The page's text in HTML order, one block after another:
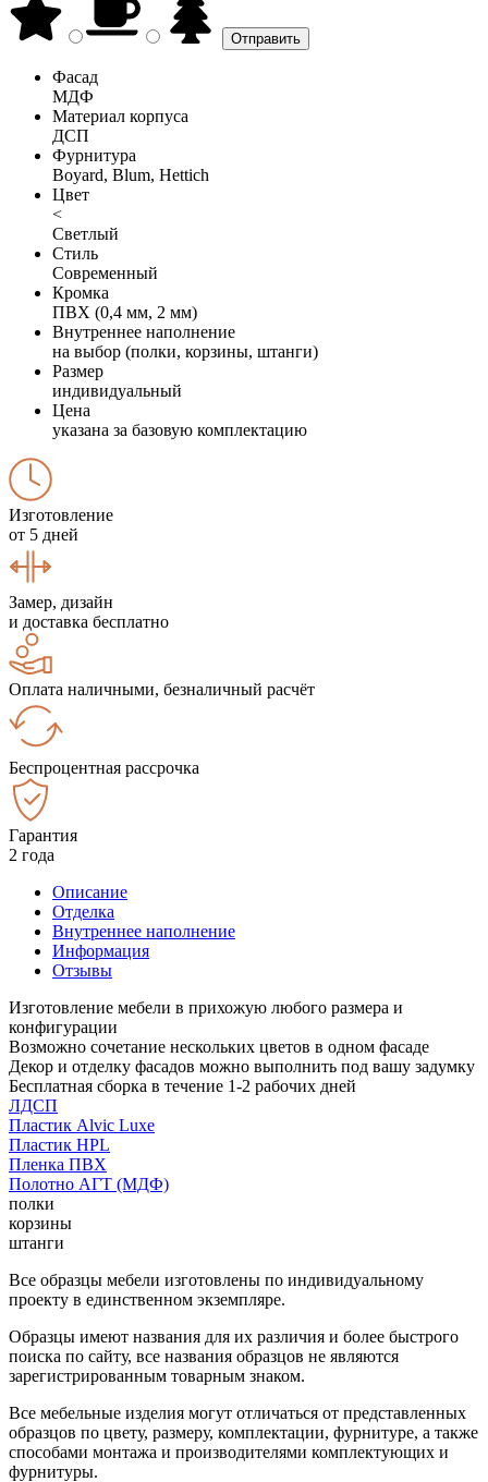
Фасад
МДФ
Материал корпуса
ДСП
Фурнитура
Boyard, Blum, Hettich
Цвет
<
Светлый
Стиль
Современный
Кромка
ПВХ (0,4 мм, 2 мм)
Внутреннее наполнение
на выбор (полки, корзины, штанги)
Размер
индивидуальный
Цена
указана за базовую комплектацию
Изготовление
от 5 дней
Замер, дизайн
и доставка бесплатно
Оплата наличными, безналичный расчёт
Беспроцентная рассрочка
Гарантия
2 года
Описание
Отделка
Внутреннее наполнение
Информация
Отзывы
Изготовление мебели в прихожую любого размера и
конфигурации
Возможно сочетание нескольких цветов в одном фасаде
Декор и отделку фасадов можно выполнить под вашу задумку
Бесплатная сборка в течение 1-2 рабочих дней
ЛДСП
Пластик Alvic Luxe
Пластик HPL
Пленка ПВХ
Полотно АГТ (МДФ)
полки
корзины
штанги
Все образцы мебели изготовлены по индивидуальному
проекту в единственном экземпляре.
Образцы имеют названия для их различия и более быстрого
поиска по сайту, все названия образцов не являются
зарегистрированным товарным знаком.
Все мебельные изделия могут отличаться от представленных
образцов по цвету, размеру, комплектации, фурнитуре, а также
способами монтажа и производителями комплектующих и
фурнитуры.